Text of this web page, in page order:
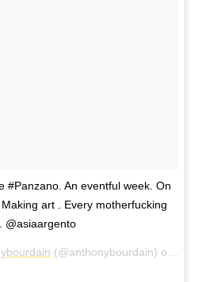
#Panzano. An eventful week. On
art . Every motherfucking
@asiaargento
(@anthonybourdain) on